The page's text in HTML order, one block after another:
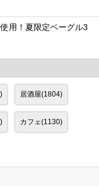
用！夏限定ベーグル3
居酒屋(1804)
カフェ(1130)